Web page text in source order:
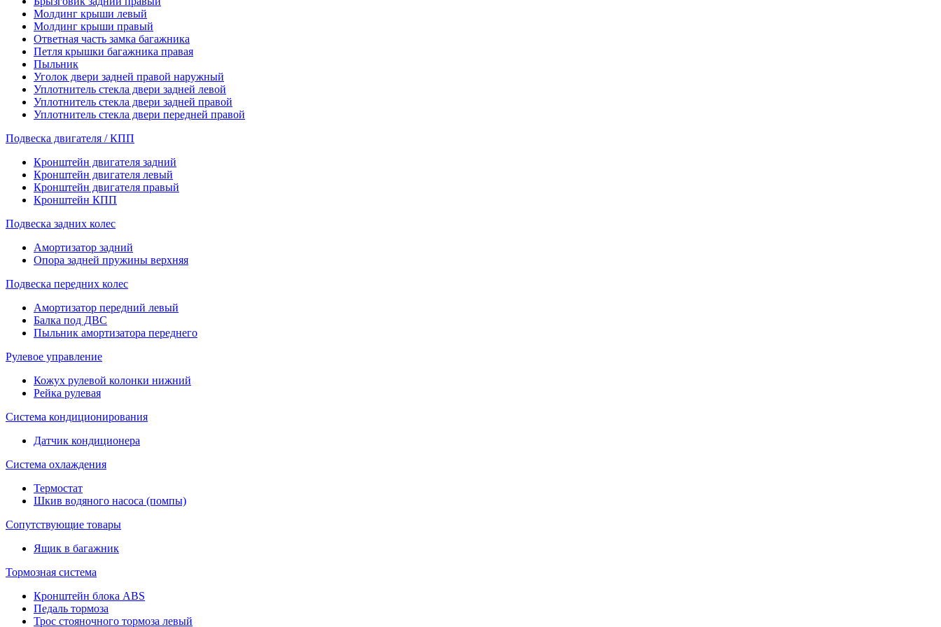
Молдинг крыши левый
Молдинг крыши правый
Ответная часть замка багажника
Петля крышки багажника правая
Пыльник
Уголок двери задней правой наружный
Уплотнитель стекла двери задней левой
Уплотнитель стекла двери задней правой
Уплотнитель стекла двери передней правой
Подвеска двигателя / КПП
Кронштейн двигателя задний
Кронштейн двигателя левый
Кронштейн двигателя правый
Кронштейн КПП
Подвеска задних колес
Амортизатор задний
Опора задней пружины верхняя
Подвеска передних колес
Амортизатор передний левый
Балка под ДВС
Пыльник амортизатора переднего
Рулевое управление
Кожух рулевой колонки нижний
Рейка рулевая
Система кондиционирования
Датчик кондиционера
Система охлаждения
Термостат
Шкив водяного насоса (помпы)
Сопутствующие товары
Ящик в багажник
Тормозная система
Кронштейн блока ABS
Педаль тормоза
Трос стояночного тормоза левый